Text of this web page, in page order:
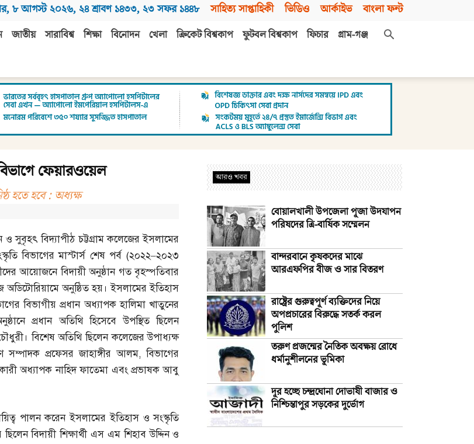
, ৮ আগস্ট ২০২৬, ২৪ শ্রাবণ ১৪৩৩, ২৩ সফর ১৪৪৮ সাহিত্য সাপ্তাহিকী ভিডিও আর্কাইভ বাংলা ফন্ট
জাতীয় সারাবিশ্ব শিক্ষা বিনোদন খেলা ক্রিকেট বিশ্বকাপ ফুটবল বিশ্বকাপ ফিচার
গ্রাম-গঞ্জ
ফেয়ারওয়েল
হতে হবে : অধ্যক্ষ
ও সুবৃহৎ বিদ্যাপীঠ চট্টগ্রাম কলেজের ইসলামের
বিভাগের মাস্টার্স শেষ পর্ব (২০২২–২০২৩
আয়োজনে বিদায়ী অনুষ্ঠান গত বৃহস্পতিবার
অডিটোরিয়ামে অনুষ্ঠিত হয়। ইসলামের ইতিহাস
বিভাগীয় প্রধান অধ্যাপক হালিমা খাতুনের
প্রধান অতিথি হিসেবে উপস্থিত ছিলেন
বিশেষ অতিথি ছিলেন কলেজের উপাধ্যক্ষ
সম্পাদক প্রফেসর জাহাঙ্গীর আলম,বিভাগের
অধ্যাপক নাহিদ ফাতেমা এবং প্রভাষক আবু
পালন করেন ইসলামের ইতিহাস ও সংস্কৃতি
বিদায়ী শিক্ষার্থী এস এম শিহাব উদ্দিন ও
আরও খবর
বোয়ালখালী উপজেলা পূজা উদযাপন
পরিষদের ত্রি-বার্ষিক সম্মেলন
বান্দরবানে কৃষকদের মাঝে
আরএফপির বীজ ও সার বিতরণ
রাষ্ট্রের গুরুত্বপূর্ণ ব্যক্তিদের নিয়ে
অপপ্রচারের বিরুদ্ধে সতর্ক করল
পুলিশ
তরুণ প্রজন্মের নৈতিক অবক্ষয় রোধে
ধর্মানুশীলনের ভূমিকা
দূর হচ্ছে চন্দ্রঘোনা দোভাষী বাজার ও
নিশ্চিন্তাপুর সড়কের দুর্ভোগ